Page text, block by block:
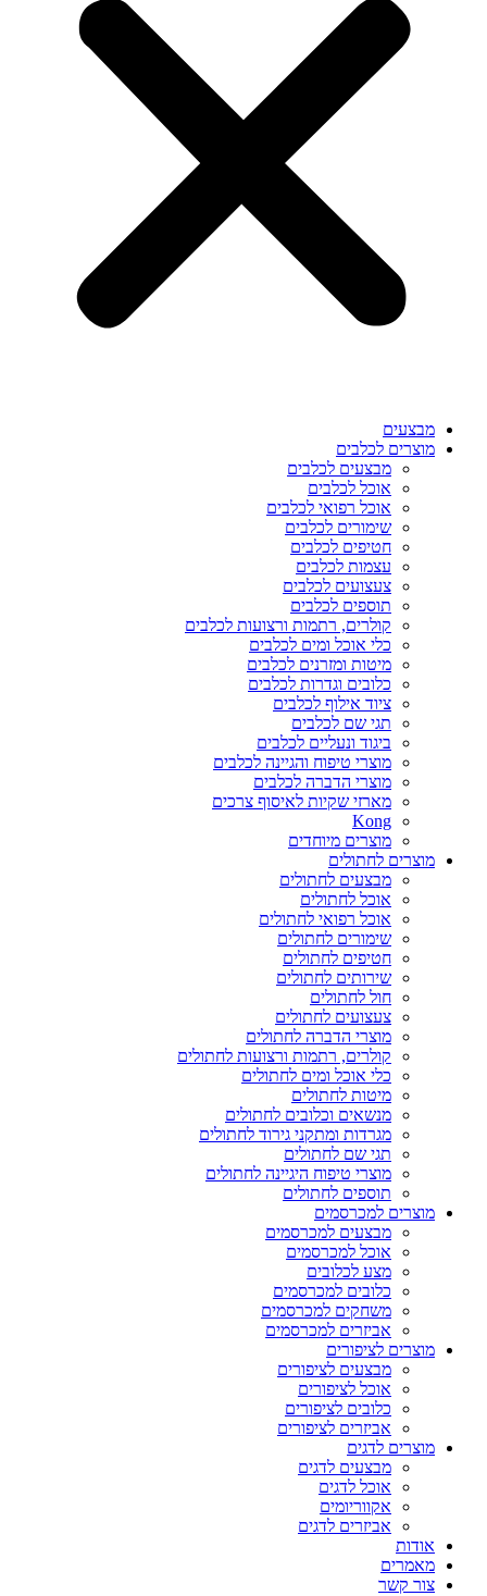
מבצעים
מוצרים לכלבים
מבצעים לכלבים
אוכל לכלבים
אוכל רפואי לכלבים
שימורים לכלבים
חטיפים לכלבים
עצמות לכלבים
צעצועים לכלבים
תוספים לכלבים
קולרים, רתמות ורצועות לכלבים
כלי אוכל ומים לכלבים
מיטות ומזרנים לכלבים
כלובים וגדרות לכלבים
ציוד אילוף לכלבים
תגי שם לכלבים
ביגוד ונעליים לכלבים
מוצרי טיפוח והגיינה לכלבים
מוצרי הדברה לכלבים
מארזי שקיות לאיסוף צרכים
Kong
מוצרים מיוחדים
מוצרים לחתולים
מבצעים לחתולים
אוכל לחתולים
אוכל רפואי לחתולים
שימורים לחתולים
חטיפים לחתולים
שירותים לחתולים
חול לחתולים
צעצועים לחתולים
מוצרי הדברה לחתולים
קולרים, רתמות ורצועות לחתולים
כלי אוכל ומים לחתולים
מיטות לחתולים
מנשאים וכלובים לחתולים
מגרדות ומתקני גירוד לחתולים
תגי שם לחתולים
מוצרי טיפוח היגיינה לחתולים
תוספים לחתולים
מוצרים למכרסמים
מבצעים למכרסמים
אוכל למכרסמים
מצע לכלובים
כלובים למכרסמים
משחקים למכרסמים
אביזרים למכרסמים
מוצרים לציפורים
מבצעים לציפורים
אוכל לציפורים
כלובים לציפורים
אביזרים לציפורים
מוצרים לדגים
מבצעים לדגים
אוכל לדגים
אקווריומים
אביזרים לדגים
אודות
מאמרים
צור קשר